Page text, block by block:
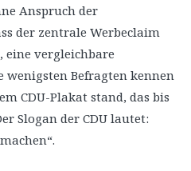
Anspruch der
der zentrale Werbeclaim
eine vergleichbare
wenigsten Befragten kennen
CDU-Plakat stand, das bis
Slogan der CDU lautet: